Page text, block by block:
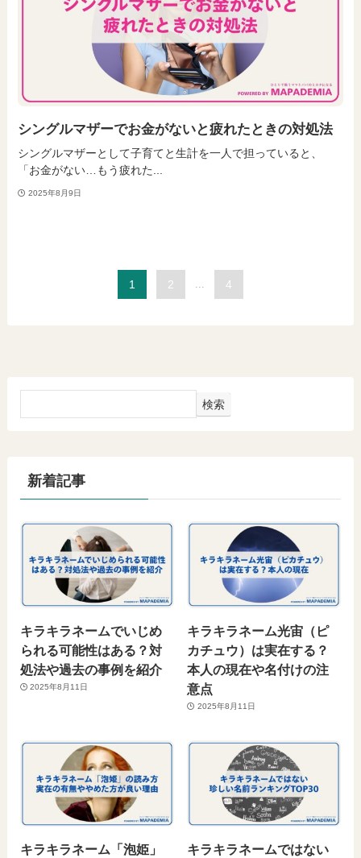
シングルマザーでお金がないと疲れたときの対処法
シングルマザーとして子育てと生計を一人で担っていると、
「お金がない…もう疲れた...
2025年8月9日
1 2 ... 4
検索
新着記事
キラキラネームでいじめ
られる可能性はある？対
処法や過去の事例を紹介
2025年8月11日
キラキラネーム光宙（ピ
カチュウ）は実在する？
本人の現在や名付けの注
意点
2025年8月11日
キラキラネーム「泡姫」
キラキラネームではない